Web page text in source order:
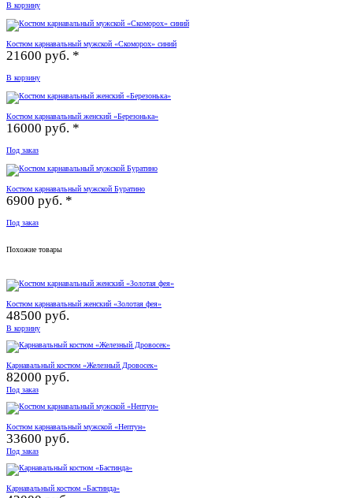
В корзину
Костюм карнавальный мужской «Скоморох» синий
21600 руб. *
В корзину
Костюм карнавальный женский «Березонька»
16000 руб. *
Под заказ
Костюм карнавальный мужской Буратино
6900 руб. *
Под заказ
Похожие товары
Костюм карнавальный женский «Золотая фея»
48500 руб.
В корзину
Карнавальный костюм «Железный Дровосек»
82000 руб.
Под заказ
Костюм карнавальный мужской «Нептун»
33600 руб.
Под заказ
Карнавальный костюм «Бастинда»